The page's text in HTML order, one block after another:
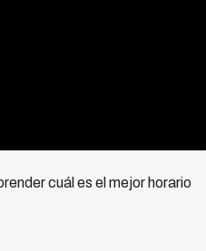
cuál es el mejor horario